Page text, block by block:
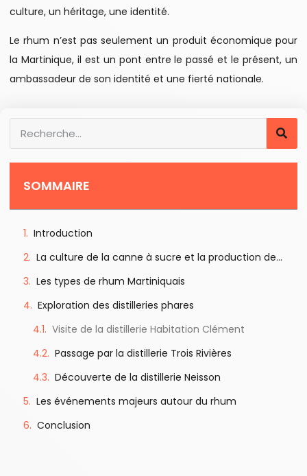
culture, un héritage, une identité.
Le rhum n’est pas seulement un produit économique pour
la Martinique, il est un pont entre le passé et le présent, un
ambassadeur de son identité et une fierté nationale.
SOMMAIRE
Introduction
La culture de la canne à sucre et la production de rhum
Les types de rhum Martiniquais
Exploration des distilleries phares
Visite de la distillerie Habitation Clément
Passage par la distillerie Trois Rivières
Découverte de la distillerie Neisson
Les événements majeurs autour du rhum
Conclusion